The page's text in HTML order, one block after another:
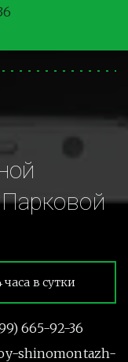
в сутки
665-92-36
shinomontazh-